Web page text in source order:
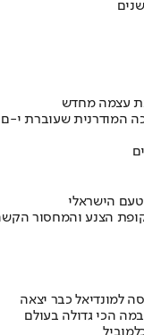
עצמה מחדש
המודרנית שעוברת י-
הישראלי
למונדיאל כבר יצאה
הכי גדולה בעולם